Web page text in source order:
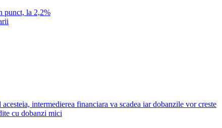
punct, la 2,2%
intermedierea financiara va scadea iar dobanzile vor creste
cu dobanzi mici